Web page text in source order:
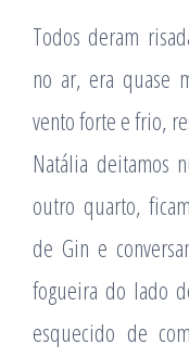
Todos deram
no ar, era quase
vento forte e frio,
Natália deitamos
outro quarto,
de Gin e
fogueira do lado
esquecido de